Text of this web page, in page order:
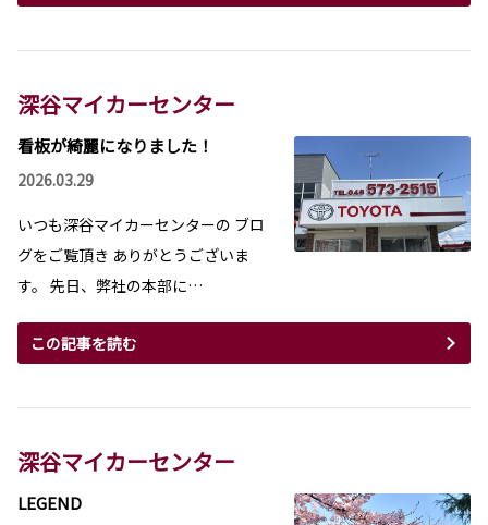
深谷マイカーセンター
看板が綺麗になりました！
2026.03.29
いつも深谷マイカーセンターの ブロ
グをご覧頂き ありがとうございま
す。 先日、弊社の本部に…
この記事を読む
深谷マイカーセンター
LEGEND